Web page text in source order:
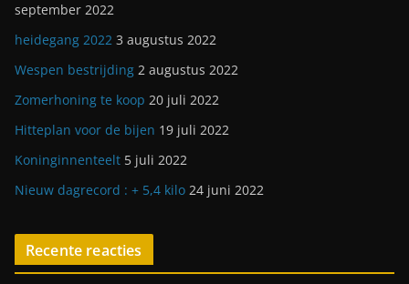
september 2022
heidegang 2022 3 augustus 2022
Wespen bestrijding 2 augustus 2022
Zomerhoning te koop 20 juli 2022
Hitteplan voor de bijen 19 juli 2022
Koninginnenteelt 5 juli 2022
Nieuw dagrecord : + 5,4 kilo 24 juni 2022
Recente reacties